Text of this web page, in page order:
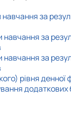
навчання за
навчання за
навчання за
рівня денної
додаткових